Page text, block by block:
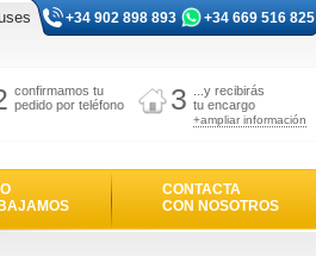
+34 902 898 893 +34 669 516 825
confirmamos tu
pedido por teléfono
3
...y recibirás
tu encargo
+ampliar información
CONTACTA
CON NOSOTROS